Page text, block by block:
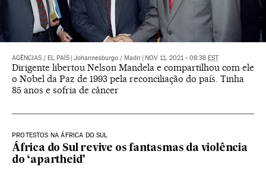
AGÊNCIAS / EL PAÍS Johannesburgo / Madri NOV 11, 2021 - 08:38 EST
Dirigente libertou Nelson Mandela e compartilhou com ele
o Nobel da Paz de 1993 pela reconciliação do país. Tinha
85 anos e sofria de câncer
PROTESTOS NA ÁFRICA DO SUL
África do Sul revive os fantasmas da violência
do ‘apartheid’